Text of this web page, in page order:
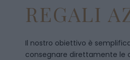
REGALI
Il nostro obiettivo è
consegnare direttamente le